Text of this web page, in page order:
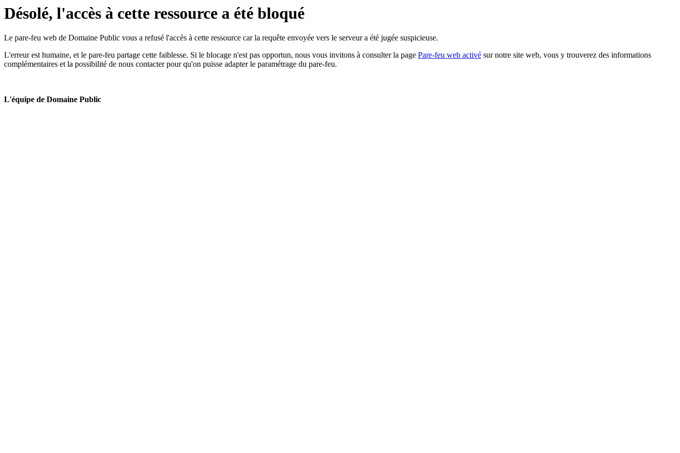
Désolé, l'accès à cette ressource a été bloqué
Le pare-feu web de Domaine Public vous a refusé l'accès à cette ressource car la requête envoyée vers le serveur a été jugée suspicieuse.
L'erreur est humaine, et le pare-feu partage cette faiblesse. Si le blocage n'est pas opportun, nous vous invitons à consulter la page Pare-feu web activé sur notre site web, vous y trouverez des informations
complémentaires et la possibilité de nous contacter pour qu'on puisse adapter le paramétrage du pare-feu.
L'équipe de Domaine Public